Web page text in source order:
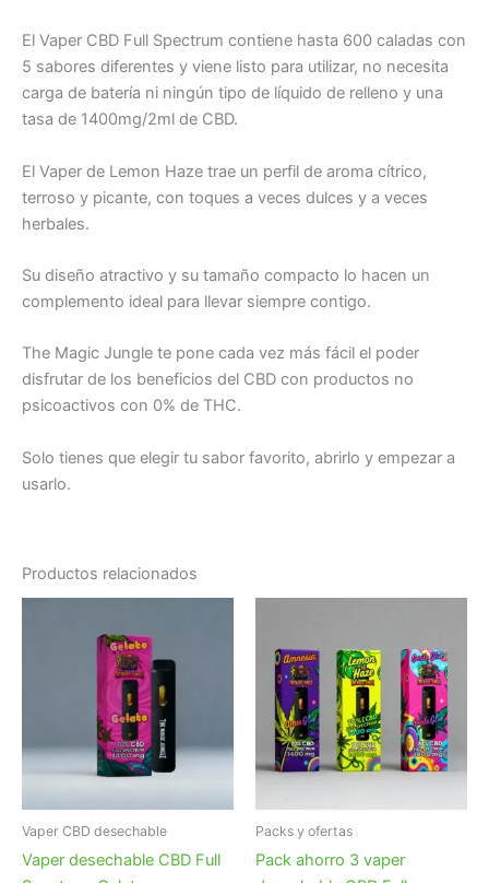
El Vaper CBD Full Spectrum contiene hasta 600 caladas con
5 sabores diferentes y viene listo para utilizar, no necesita
carga de batería ni ningún tipo de líquido de relleno y una
tasa de 1400mg/2ml de CBD.
El Vaper de Lemon Haze trae un perfil de aroma cítrico,
terroso y picante, con toques a veces dulces y a veces
herbales.
Su diseño atractivo y su tamaño compacto lo hacen un
complemento ideal para llevar siempre contigo.
The Magic Jungle te pone cada vez más fácil el poder
disfrutar de los beneficios del CBD con productos no
psicoactivos con 0% de THC.
Solo tienes que elegir tu sabor favorito, abrirlo y empezar a
usarlo.
Productos relacionados
Vaper CBD desechable
Vaper desechable CBD Full
Packs y ofertas
Pack ahorro 3 vaper